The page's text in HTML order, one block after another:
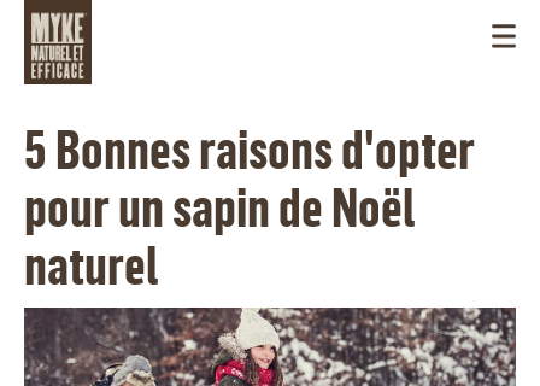
5 Bonnes raisons d'opter
pour un sapin de Noël
naturel